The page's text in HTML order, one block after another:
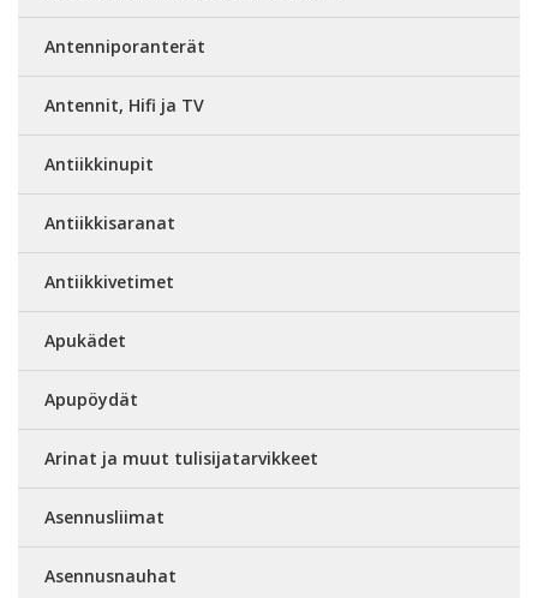
Antenniporanterät
Antennit, Hifi ja TV
Antiikkinupit
Antiikkisaranat
Antiikkivetimet
Apukädet
Apupöydät
Arinat ja muut tulisijatarvikkeet
Asennusliimat
Asennusnauhat